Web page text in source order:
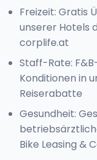
Freizeit: Gratis
unserer Hotels
corplife.at
Staff-Rate:
Konditionen in
Reiserabatte
Gesundheit:
Bike Leasing &